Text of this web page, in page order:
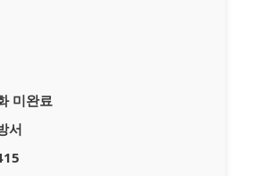
미완료
서